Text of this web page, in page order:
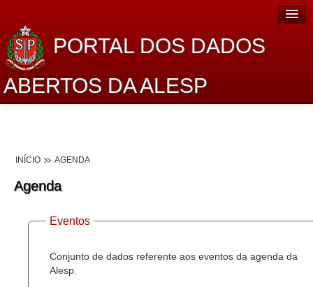
PORTAL DOS DADOS
ABERTOS DA ALESP
Lei de Acesso à Informação
Dados Governamentais Abertos
Planejamento
Catálogo de dados
INÍCIO AGENDA
Agenda
Eventos
Conjunto de dados referente aos eventos da agenda da
Alesp.